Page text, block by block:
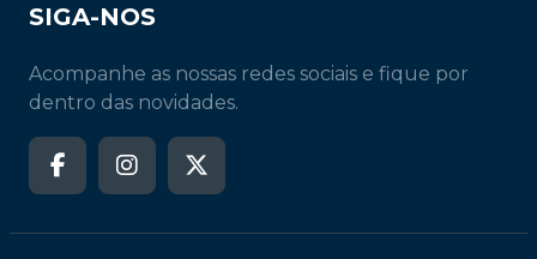
SIGA-NOS
Acompanhe as nossas redes sociais e fique por
dentro das novidades.